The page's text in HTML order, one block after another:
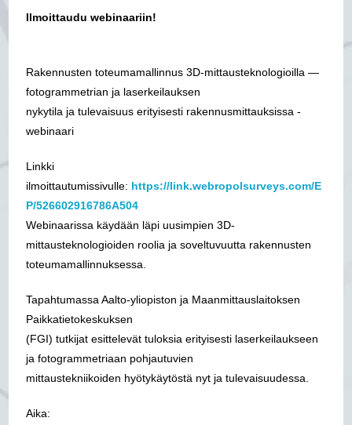
Ilmoittaudu webinaariin!
Rakennusten toteumamallinnus 3D-mittausteknologioilla —
fotogrammetrian ja laserkeilauksen
nykytila ja tulevaisuus erityisesti rakennusmittauksissa -
webinaari
Linkki
ilmoittautumissivulle: https://link.webropolsurveys.com/E
P/526602916786A504
Webinaarissa käydään läpi uusimpien 3D-
mittausteknologioiden roolia ja soveltuvuutta rakennusten
toteumamallinnuksessa.
Tapahtumassa Aalto-yliopiston ja Maanmittauslaitoksen
Paikkatietokeskuksen
(FGI) tutkijat esittelevät tuloksia erityisesti laserkeilaukseen
ja fotogrammetriaan pohjautuvien
mittaustekniikoiden hyötykäytöstä nyt ja tulevaisuudessa.
Aika: